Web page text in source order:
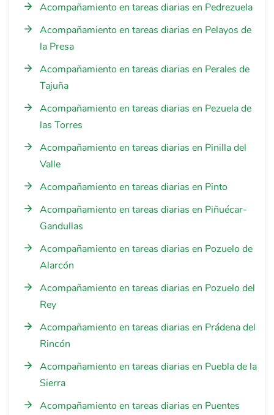
Acompañamiento en tareas diarias en Pedrezuela
Acompañamiento en tareas diarias en Pelayos de
la Presa
Acompañamiento en tareas diarias en Perales de
Tajuña
Acompañamiento en tareas diarias en Pezuela de
las Torres
Acompañamiento en tareas diarias en Pinilla del
Valle
Acompañamiento en tareas diarias en Pinto
Acompañamiento en tareas diarias en Piñuécar-
Gandullas
Acompañamiento en tareas diarias en Pozuelo de
Alarcón
Acompañamiento en tareas diarias en Pozuelo del
Rey
Acompañamiento en tareas diarias en Prádena del
Rincón
Acompañamiento en tareas diarias en Puebla de la
Sierra
Acompañamiento en tareas diarias en Puentes